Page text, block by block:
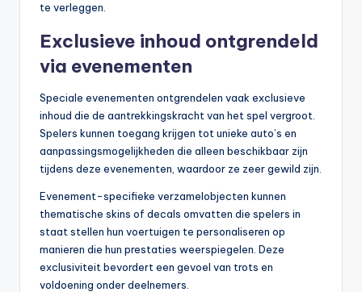
te verleggen.
Exclusieve inhoud ontgrendeld
via evenementen
Speciale evenementen ontgrendelen vaak exclusieve
inhoud die de aantrekkingskracht van het spel vergroot.
Spelers kunnen toegang krijgen tot unieke auto’s en
aanpassingsmogelijkheden die alleen beschikbaar zijn
tijdens deze evenementen, waardoor ze zeer gewild zijn.
Evenement-specifieke verzamelobjecten kunnen
thematische skins of decals omvatten die spelers in
staat stellen hun voertuigen te personaliseren op
manieren die hun prestaties weerspiegelen. Deze
exclusiviteit bevordert een gevoel van trots en
voldoening onder deelnemers.